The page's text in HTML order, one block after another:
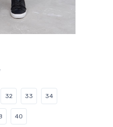
32 33 34
40